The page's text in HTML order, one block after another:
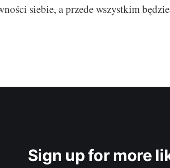
siebie, a przede wszystkim
Sign up for more